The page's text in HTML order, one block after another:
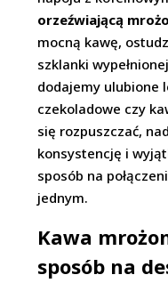
orzeźwiającą
mocną kawę,
szklanki
dodajemy ulubione
czekoladowe czy
się rozpuszczać,
konsystencję i
sposób na
jednym.
Kawa
sposób na